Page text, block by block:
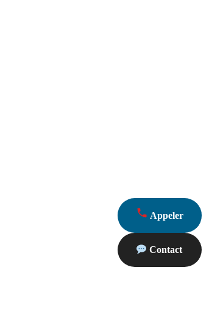
Appeler
Contact